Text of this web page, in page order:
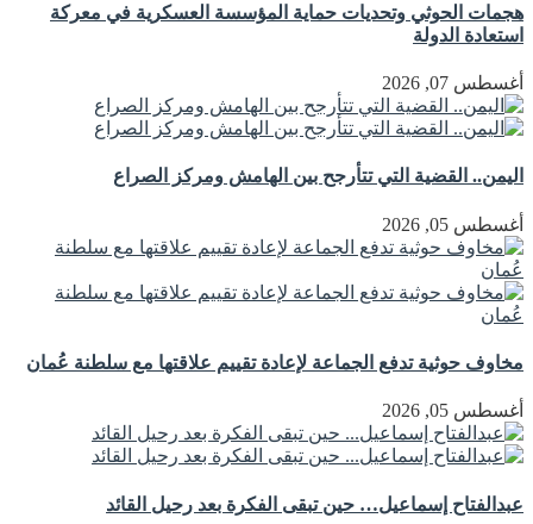
هجمات الحوثي وتحديات حماية المؤسسة العسكرية في معركة
استعادة الدولة
أغسطس 07, 2026
اليمن.. القضية التي تتأرجح بين الهامش ومركز الصراع
أغسطس 05, 2026
مخاوف حوثية تدفع الجماعة لإعادة تقييم علاقتها مع سلطنة عُمان
أغسطس 05, 2026
عبدالفتاح إسماعيل… حين تبقى الفكرة بعد رحيل القائد